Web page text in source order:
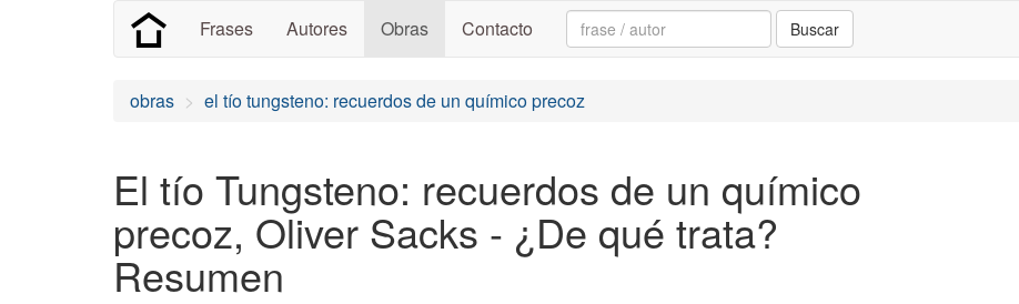
Frases Autores Obras Contacto Search: Buscar
obras el tío tungsteno: recuerdos de un químico precoz
El tío Tungsteno: recuerdos de un químico
precoz, Oliver Sacks - ¿De qué trata?
Resumen